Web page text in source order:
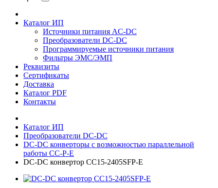
Каталог ИП
Источники питания AC-DC
Преобразователи DC-DC
Программируемые источники питания
Фильтры ЭМС/ЭМП
Реквизиты
Сертификаты
Доставка
Каталог PDF
Контакты
Каталог ИП
Преобразователи DC-DC
DC-DC конверторы с возможностью параллельной
работы CC-P-E
DC-DC конвертор CC15-2405SFP-E